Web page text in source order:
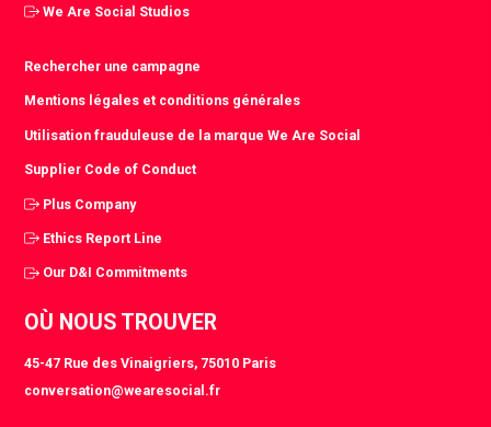
We Are Social Studios
Rechercher une campagne
Mentions légales et conditions générales
Utilisation frauduleuse de la marque We Are Social
Supplier Code of Conduct
Plus Company
Ethics Report Line
Our D&I Commitments
OÙ NOUS TROUVER
45-47 Rue des Vinaigriers, 75010 Paris
conversation@wearesocial.fr